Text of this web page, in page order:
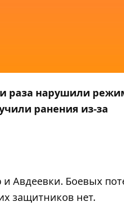
раза нарушили
ранения из-за
и Авдеевки. Боевых
защитников нет.